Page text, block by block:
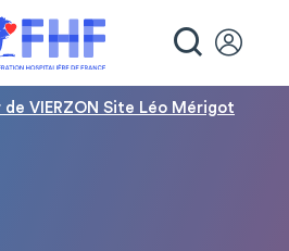
VIERZON Site Léo Mérigot
cookies